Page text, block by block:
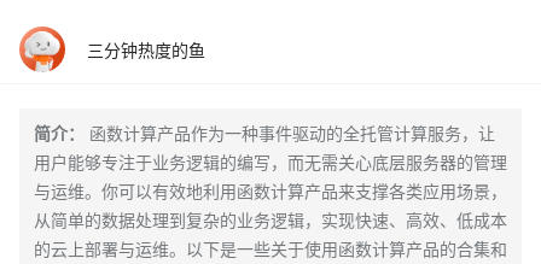
三分钟热度的鱼
简介：
函数计算产品作为一种事件驱动的全托管计算服务，让
用户能够专注于业务逻辑的编写，而无需关心底层服务器的管理
与运维。你可以有效地利用函数计算产品来支撑各类应用场景，
从简单的数据处理到复杂的业务逻辑，实现快速、高效、低成本
的云上部署与运维。以下是一些关于使用函数计算产品的合集和